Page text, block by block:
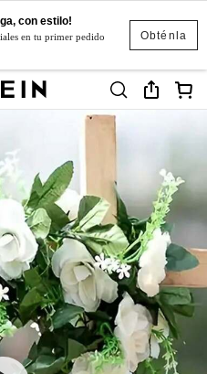
Obténla
con estilo!
en tu primer pedido